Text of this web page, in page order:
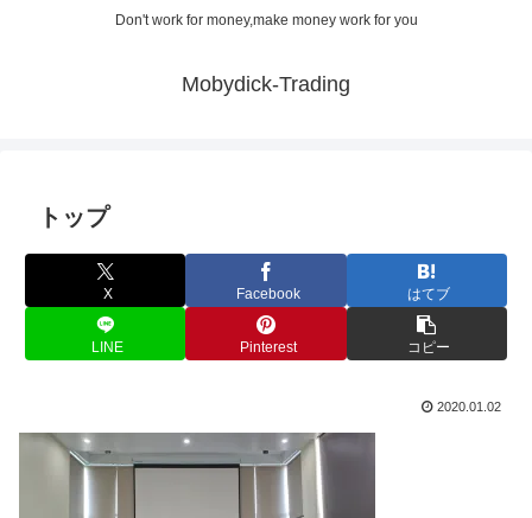
Don't work for money,make money work for you
Mobydick-Trading
トップ
X Facebook はてブ
LINE Pinterest コピー
2020.01.02